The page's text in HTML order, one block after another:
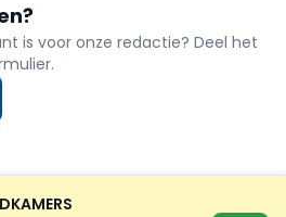
is voor onze redactie? Deel het